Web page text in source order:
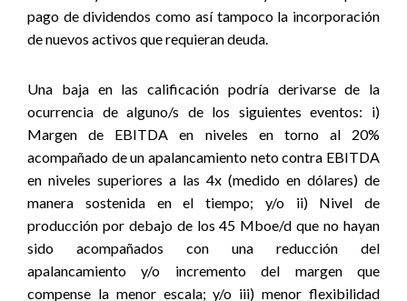
pago de dividendos como así tampoco la incorporación
de nuevos activos que requieran deuda.
Una baja en las calificación podría derivarse de la
ocurrencia de alguno/s de los siguientes eventos: i)
Margen de EBITDA en niveles en torno al 20%
acompañado de un apalancamiento neto contra EBITDA
en niveles superiores a las 4x (medido en dólares) de
manera sostenida en el tiempo; y/o ii) Nivel de
producción por debajo de los 45 Mboe/d que no hayan
sido acompañados con una reducción del
apalancamiento y/o incremento del margen que
compense la menor escala; y/o iii) menor flexibilidad